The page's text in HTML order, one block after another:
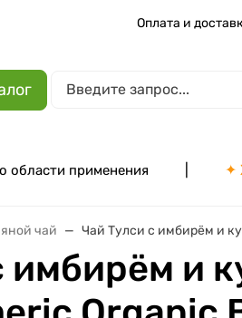
Оплата и
области применения ✦
чай Чай Тулси с имбирём и
имбирём и